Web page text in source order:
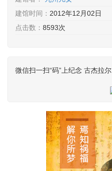
建馆时间： 2012年12月02日
点击数： 8593次
微信扫一扫“码”上纪念 古杰拉尔